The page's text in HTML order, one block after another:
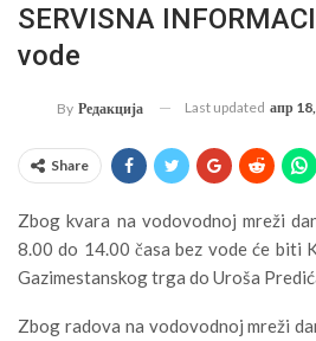
SERVISNA
vode
By Редакција Last updated апр
Share
Zbog kvara na vodovodnoj mreži
8.00 do 14.00 časa bez vode će biti
Gazimestanskog trga do Uroša
Zbog radova na vodovodnoj mreži